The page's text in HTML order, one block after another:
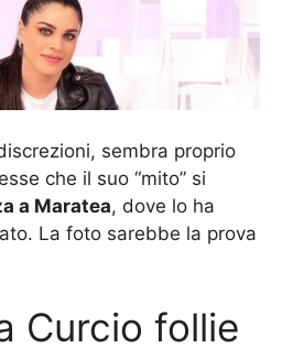
sembra proprio
che il suo “mito” si
a Maratea, dove lo ha
La foto sarebbe la prova
Curcio follie